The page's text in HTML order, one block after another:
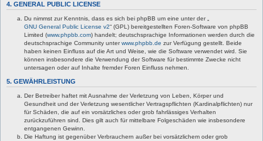
4. GENERAL PUBLIC LICENSE
Du nimmst zur Kenntnis, dass es sich bei phpBB um eine unter der „
GNU General Public License v2“ (GPL) bereitgestellten Foren-Software von phpBB
Limited (www.phpbb.com) handelt; deutschsprachige Informationen werden durch die
deutschsprachige Community unterwww.phpbb.de zur Verfügung gestellt. Beide
haben keinen Einfluss auf die Art und Weise, wie die Software verwendet wird. Sie
können insbesondere die Verwendung der Software für bestimmte Zwecke nicht
untersagen oder auf Inhalte fremder Foren Einfluss nehmen.
5. GEWÄHRLEISTUNG
Der Betreiber haftet mit Ausnahme der Verletzung von Leben, Körper und
Gesundheit und der Verletzung wesentlicher Vertragspflichten (Kardinalpflichten) nur
für Schäden, die auf ein vorsätzliches oder grob fahrlässiges Verhalten
zurückzuführen sind. Dies gilt auch für mittelbare Folgeschäden wie insbesondere
entgangenen Gewinn.
Die Haftung ist gegenüber Verbrauchern außer bei vorsätzlichem oder grob